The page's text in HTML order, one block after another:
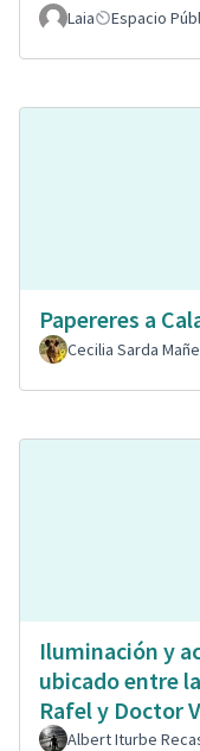
Laia Espacio
Papereres a
Cecilia Sarda Mañe
Iluminación y
ubicado entre
Rafel y Doctor
Albert Iturbe